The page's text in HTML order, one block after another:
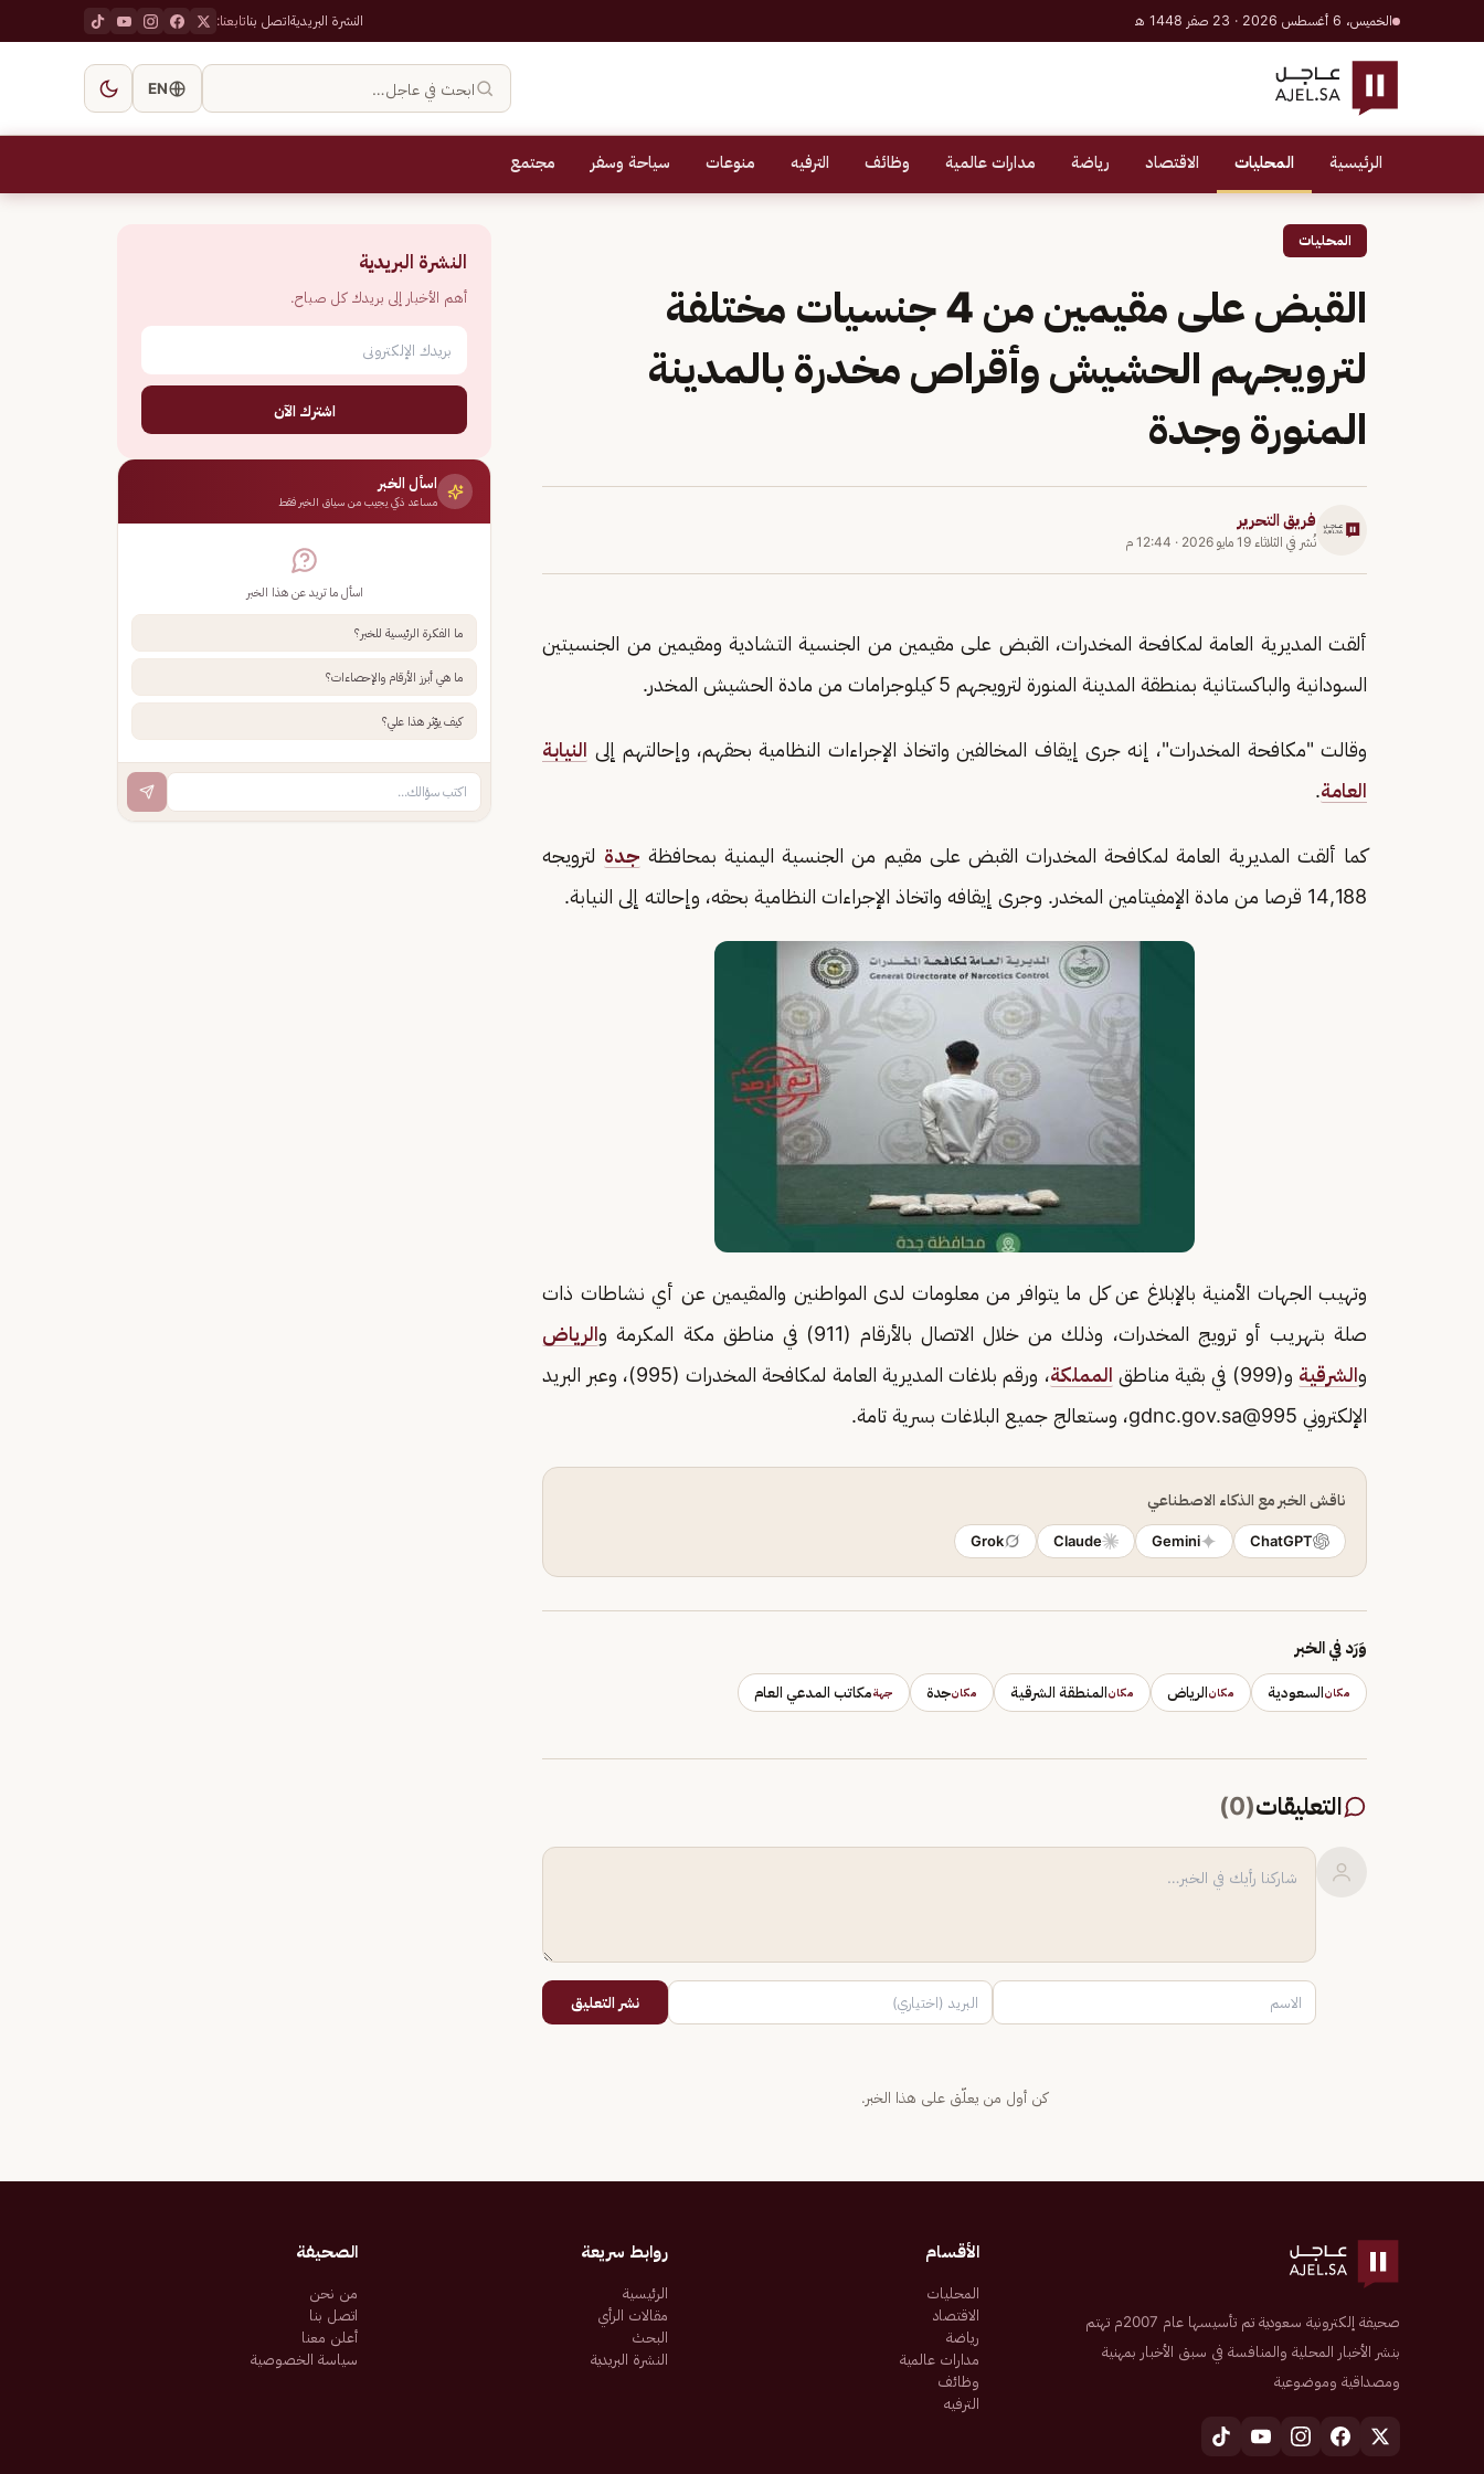
الخميس، 6 أغسطس 2026 · 23 صفر 1448 هـ النشرة البريديةاتصل بناتابعنا:
ابحث في عاجل… EN
الرئيسية المحليات الاقتصاد رياضة مدارات عالمية وظائف الترفيه منوعات سياحة وسفر مجتمع
المحليات
القبض على مقيمين من 4 جنسيات مختلفة
لترويجهم الحشيش وأقراص مخدرة بالمدينة
المنورة وجدة
فريق التحرير
نُشر في الثلاثاء 19 مايو 2026 · 12:44 م
ألقت المديرية العامة لمكافحة المخدرات، القبض على مقيمين من الجنسية التشادية ومقيمين من الجنسيتين
السودانية والباكستانية بمنطقة المدينة المنورة لترويجهم 5 كيلوجرامات من مادة الحشيش المخدر.
وقالت "مكافحة المخدرات"، إنه جرى إيقاف المخالفين واتخاذ الإجراءات النظامية بحقهم، وإحالتهم إلى النيابة
العامة.
كما ألقت المديرية العامة لمكافحة المخدرات القبض على مقيم من الجنسية اليمنية بمحافظة جدة لترويجه
14,188 قرصا من مادة الإمفيتامين المخدر. وجرى إيقافه واتخاذ الإجراءات النظامية بحقه، وإحالته إلى النيابة.
وتهيب الجهات الأمنية بالإبلاغ عن كل ما يتوافر من معلومات لدى المواطنين والمقيمين عن أي نشاطات ذات
صلة بتهريب أو ترويج المخدرات، وذلك من خلال الاتصال بالأرقام (911) في مناطق مكة المكرمة و
الرياض
والشرقية و(999) في بقية مناطق المملكة
، ورقم بلاغات المديرية العامة لمكافحة المخدرات (995)، وعبر البريد
الإلكتروني 995@gdnc.gov.sa ، وستعالج جميع البلاغات بسرية تامة.
ناقش الخبر مع الذكاء الاصطناعي
ChatGPT
Gemini
Claude
Grok
وَرَد في الخبر
مكانالسعودية مكانالرياض مكانالمنطقة الشرقية مكانجدة جهةمكاتب المدعي العام
التعليقات(
0
)
نشر التعليق
كن أول من يعلّق على هذا الخبر.
النشرة البريدية
أهم الأخبار إلى بريدك كل صباح.
اشترك الآن
اسأل الخبر
مساعد ذكي يجيب من سياق الخبر فقط
اسأل ما تريد عن هذا الخبر
ما الفكرة الرئيسية للخبر؟
ما هي أبرز الأرقام والإحصاءات؟
كيف يؤثر هذا علي؟
صحيفة إلكترونية سعودية تم تأسيسها عام 2007م تهتم
بنشر الأخبار المحلية والمنافسة في سبق الأخبار بمهنية
ومصداقية وموضوعية
الأقسام
المحليات
الاقتصاد
رياضة
مدارات عالمية
وظائف
الترفيه
روابط سريعة
الرئيسية
مقالات الرأي
البحث
النشرة البريدية
الصحيفة
من نحن
اتصل بنا
أعلن معنا
سياسة الخصوصية